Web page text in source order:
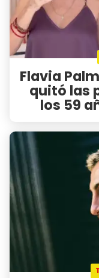
Flavia
quitó las
los 59